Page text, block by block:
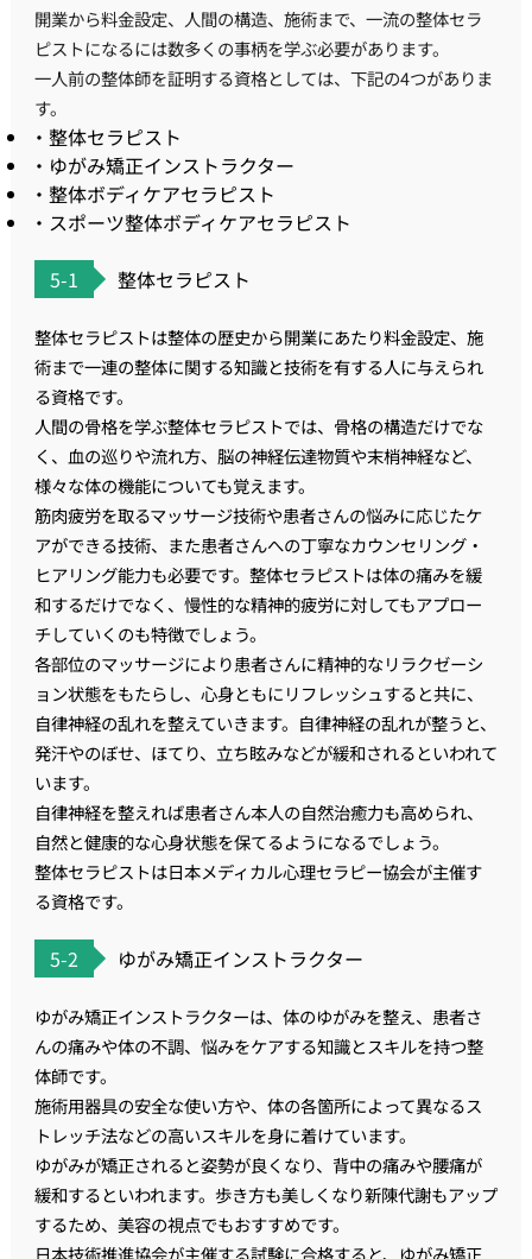
開業から料金設定、人間の構造、施術まで、一流の整体セラ
ピストになるには数多くの事柄を学ぶ必要があります。
一人前の整体師を証明する資格としては、下記の4つがありま
す。
・整体セラピスト
・ゆがみ矯正インストラクター
・整体ボディケアセラピスト
・スポーツ整体ボディケアセラピスト
5-1
整体セラピスト
整体セラピストは整体の歴史から開業にあたり料金設定、施
術まで一連の整体に関する知識と技術を有する人に与えられ
る資格です。
人間の骨格を学ぶ整体セラピストでは、骨格の構造だけでな
く、血の巡りや流れ方、脳の神経伝達物質や末梢神経など、
様々な体の機能についても覚えます。
筋肉疲労を取るマッサージ技術や患者さんの悩みに応じたケ
アができる技術、また患者さんへの丁寧なカウンセリング・
ヒアリング能力も必要です。整体セラピストは体の痛みを緩
和するだけでなく、慢性的な精神的疲労に対してもアプロー
チしていくのも特徴でしょう。
各部位のマッサージにより患者さんに精神的なリラクゼーシ
ョン状態をもたらし、心身ともにリフレッシュすると共に、
自律神経の乱れを整えていきます。自律神経の乱れが整うと、
発汗やのぼせ、ほてり、立ち眩みなどが緩和されるといわれて
います。
自律神経を整えれば患者さん本人の自然治癒力も高められ、
自然と健康的な心身状態を保てるようになるでしょう。
整体セラピストは日本メディカル心理セラピー協会が主催す
る資格です。
5-2 ゆがみ矯正インストラクター
ゆがみ矯正インストラクターは、体のゆがみを整え、患者さ
んの痛みや体の不調、悩みをケアする知識とスキルを持つ整
体師です。
施術用器具の安全な使い方や、体の各箇所によって異なるス
トレッチ法などの高いスキルを身に着けています。
ゆがみが矯正されると姿勢が良くなり、背中の痛みや腰痛が
緩和するといわれます。歩き方も美しくなり新陳代謝もアップ
するため、美容の視点でもおすすめです。
日本技術推進協会が主催する試験に合格すると、ゆがみ矯正